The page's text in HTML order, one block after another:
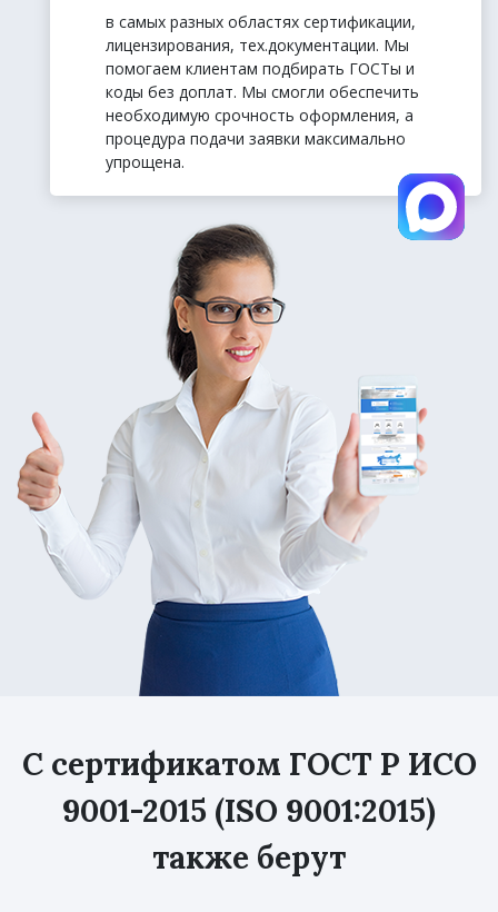
в самых разных областях сертификации,
лицензирования, тех.документации. Мы
помогаем клиентам подбирать ГОСТы и
коды без доплат. Мы смогли обеспечить
необходимую срочность оформления, а
процедура подачи заявки максимально
упрощена.
С сертификатом ГОСТ Р ИСО
9001-2015 (ISO 9001:2015)
также берут